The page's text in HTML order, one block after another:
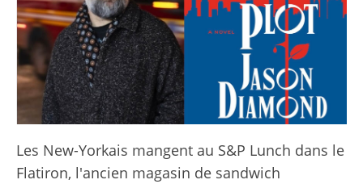
Les New-Yorkais mangent au S&P Lunch dans le
Flatiron, l'ancien magasin de sandwich